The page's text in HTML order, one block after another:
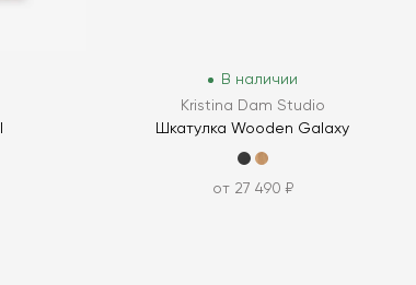
В наличии
Kristina Dam Studio
Шкатулка Wooden Galaxy
от 27 490 ₽